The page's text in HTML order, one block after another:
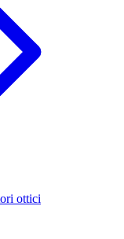
ottici